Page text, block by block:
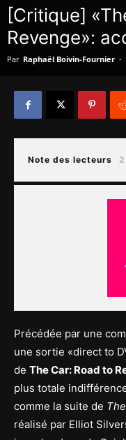
[Critique]
Revenge»:
Par Raphaël Boivin-Fournier -
Note des lecteurs
Précédée par une
une sortie «direct to
de The Car: Road to
plus totale
comme la suite de
réalisé par Elliot